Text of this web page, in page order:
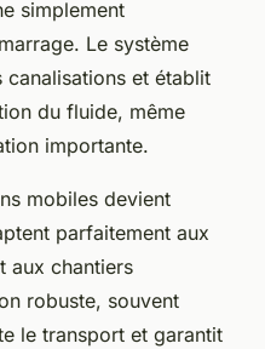
simplement
Le système
et établit
du fluide, même
importante.
mobiles devient
parfaitement aux
aux chantiers
robuste, souvent
le transport et garantit